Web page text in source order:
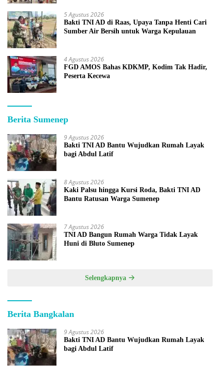
5 Agustus 2026
Bakti TNI AD di Raas, Upaya Tanpa Henti Cari
Sumber Air Bersih untuk Warga Kepulauan
4 Agustus 2026
FGD AMOS Bahas KDKMP, Kodim Tak Hadir,
Peserta Kecewa
Berita Sumenep
9 Agustus 2026
Bakti TNI AD Bantu Wujudkan Rumah Layak
bagi Abdul Latif
8 Agustus 2026
Kaki Palsu hingga Kursi Roda, Bakti TNI AD
Bantu Ratusan Warga Sumenep
7 Agustus 2026
TNI AD Bangun Rumah Warga Tidak Layak
Huni di Bluto Sumenep
Selengkapnya
Berita Bangkalan
9 Agustus 2026
Bakti TNI AD Bantu Wujudkan Rumah Layak
bagi Abdul Latif